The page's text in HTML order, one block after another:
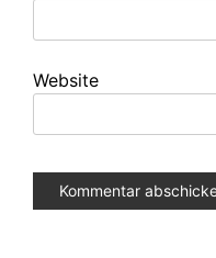
Website